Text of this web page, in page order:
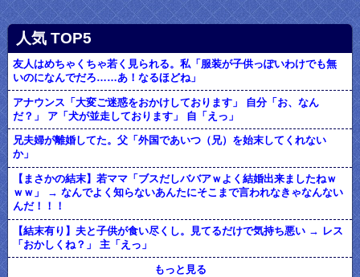
人気 TOP5
友人はめちゃくちゃ若く見られる。私「服装が子供っぽいわけでも無
いのになんでだろ……あ！なるほどね」
アナウンス「大変ご迷惑をおかけしております」 自分「お、なん
だ？」 ア「犬が並走しております」 自「えっ」
兄夫婦が離婚してた。父「外国であいつ（兄）を始末してくれない
か」
【まさかの結末】若ママ「ブスだしババアｗよく結婚出来ましたねｗ
ｗｗ」 → なんでよく知らないあんたにそこまで言われなきゃなんない
んだ！！！
【結末有り】夫と子供が食い尽くし。見てるだけで気持ち悪い → レス
「おかしくね？」 主「えっ」
もっと見る